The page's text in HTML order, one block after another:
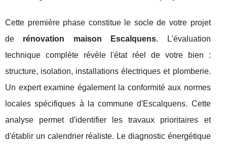
Cette première phase constitue le socle de votre projet
de rénovation maison Escalquens. L'évaluation
technique complète révèle l'état réel de votre bien :
structure, isolation, installations électriques et plomberie.
Un expert examine également la conformité aux normes
locales spécifiques à la commune d'Escalquens. Cette
analyse permet d'identifier les travaux prioritaires et
d'établir un calendrier réaliste. Le diagnostic énergétique